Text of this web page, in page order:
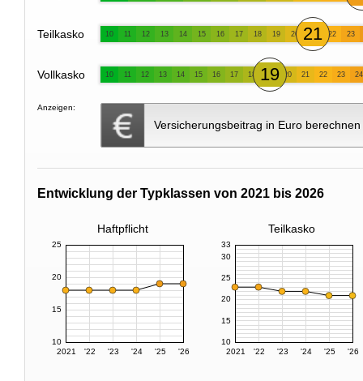
Teilkasko 10 11 12 13 14 15 16 17 18 19 20 21 22 23
Vollkasko 10 11 12 13 14 15 16 17 18 19 20 21 22 23 24
Anzeigen:
Versicherungsbeitrag in Euro berechnen
Entwicklung der Typklassen von 2021 bis 2026
Haftpflicht Teilkasko
2021 '22 '23 '24 '25 '26
10
15
20
25
2021 '22 '23 '24 '25 '26
10
15
20
25
30
33